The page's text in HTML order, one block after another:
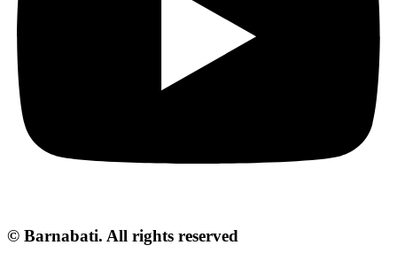
© Barnabati. All rights reserved